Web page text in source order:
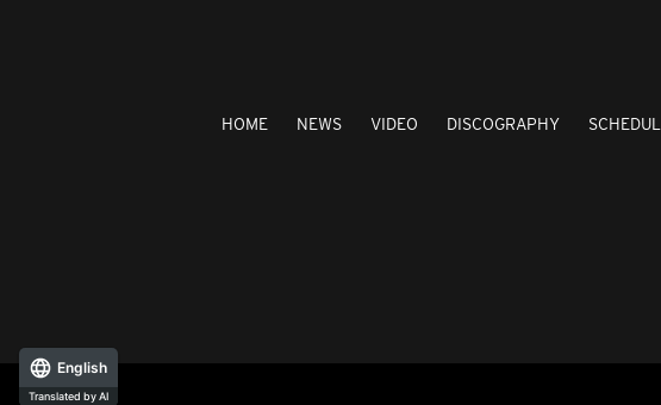
HOME NEWS VIDEO DISCOGRAPHY
English
Translated by AI